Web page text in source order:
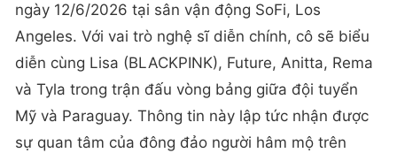
ngày 12/6/2026 tại sân vận động SoFi, Los
Angeles. Với vai trò nghệ sĩ diễn chính, cô sẽ biểu
diễn cùng Lisa (BLACKPINK), Future, Anitta, Rema
và Tyla trong trận đấu vòng bảng giữa đội tuyển
Mỹ và Paraguay. Thông tin này lập tức nhận được
sự quan tâm của đông đảo người hâm mộ trên